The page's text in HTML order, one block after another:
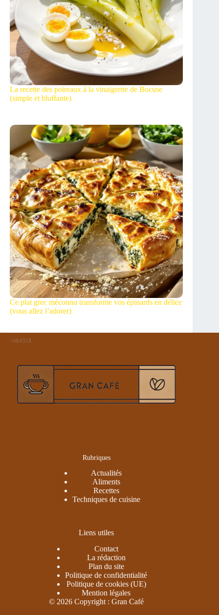
La recette des poireaux à la vinaigrette de Bocuse
(simple et bluffante)
Ce plat grec méconnu transforme vos épinards en délice
(vous allez l’adorer)
Rubriques
Actualités
Aliments
Recettes
Techniques de cuisine
Liens utiles
Contact
La rédaction
Plan du site
Politique de confidentialité
Politique de cookies (UE)
Mention légales
© 2026 Copyright : Gran Café